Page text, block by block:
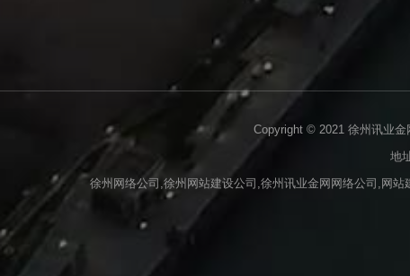
Copyright © 2021 徐州讯业
地
徐州网络公司,徐州网站建设公司,徐州讯业金网网络公司,网